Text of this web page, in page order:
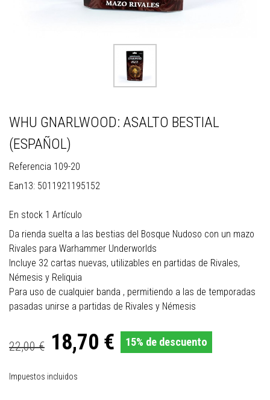
WHU GNARLWOOD: ASALTO BESTIAL
(ESPAÑOL)
Referencia 109-20
Ean13: 5011921195152
En stock 1 Artículo
Da rienda suelta a las bestias del Bosque Nudoso con un mazo
Rivales para Warhammer Underworlds
Incluye 32 cartas nuevas, utilizables en partidas de Rivales,
Némesis y Reliquia
Para uso de cualquier banda , permitiendo a las de temporadas
pasadas unirse a partidas de Rivales y Némesis
22,00 € 18,70 € 15% de descuento
Impuestos incluidos